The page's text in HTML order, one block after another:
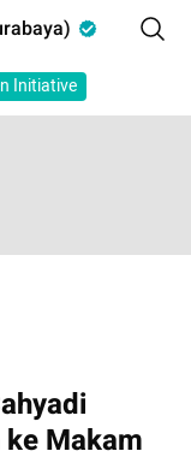
Initiative
Makam